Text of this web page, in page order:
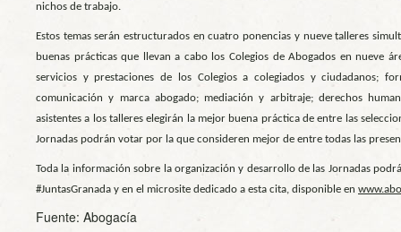
nichos de trabajo.
Estos temas serán estructurados en cuatro ponencias y nueve talleres
buenas prácticas que llevan a cabo los Colegios de Abogados en nueve
servicios y prestaciones de los Colegios a colegiados y ciudadanos;
comunicación y marca abogado; mediación y arbitraje; derechos
asistentes a los talleres elegirán la mejor buena práctica de entre las
Jornadas podrán votar por la que consideren mejor de entre todas las
Toda la información sobre la organización y desarrollo de las Jornadas
#JuntasGranada y en el microsite dedicado a esta cita, disponible en
Fuente: Abogacía